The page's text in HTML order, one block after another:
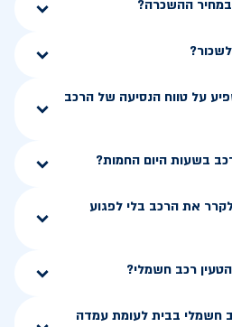
ההשכרה?
על טווח הנסיעה של הרכב
בשעות היום החמות?
את הרכב בלי לפגוע
רכב חשמלי?
חשמלי בבית לעומת עמדה